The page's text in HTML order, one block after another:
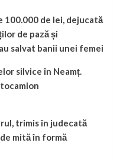
100.000 de lei, dejucată
de pază și
salvat banii unei femei
silvice în Neamț.
trimis în judecată
mită în formă